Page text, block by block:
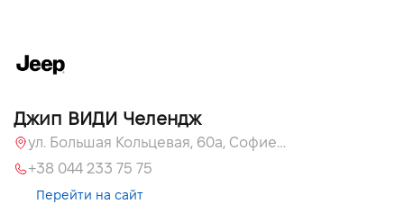
Джип ВИДИ Челендж
ул. Большая Кольцевая, 60а, Софиевская Борщаговка, Киевская обл.
+38 044 233 75 75
Перейти на сайт